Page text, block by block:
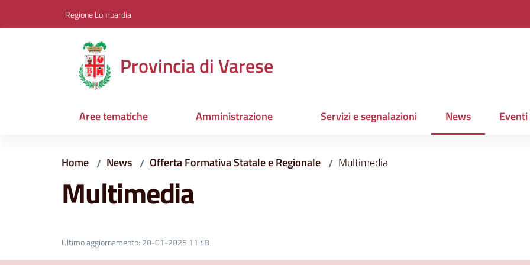
Regione Lombardia
Provincia di Varese
Aree tematiche Amministrazione Servizi e segnalazioni News
Menu selezionato
Eventi
Home / News / Offerta Formativa Statale e Regionale / Multimedia
Multimedia
Ultimo aggiornamento: 20-01-2025 11:48